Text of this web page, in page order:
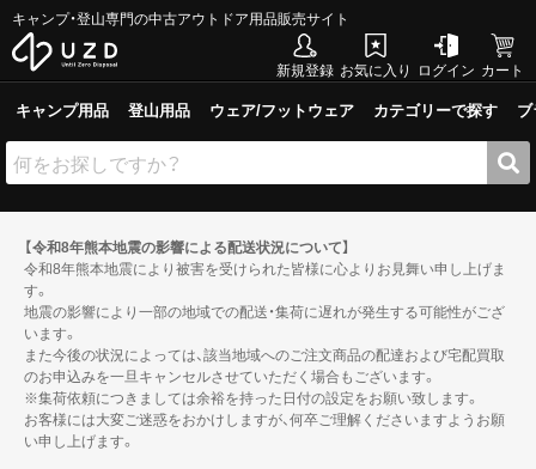
キャンプ・登山専門の中古アウトドア用品販売サイト
新規登録 お気に入り ログイン カート
キャンプ用品 登山用品 ウェア/フットウェア カテゴリーで探す
【令和8年熊本地震の影響による配送状況について】
令和8年熊本地震により被害を受けられた皆様に心よりお見舞い申し上げま
す。
地震の影響により一部の地域での配送・集荷に遅れが発生する可能性がござ
います。
また今後の状況によっては、該当地域へのご注文商品の配達および宅配買取
のお申込みを一旦キャンセルさせていただく場合もございます。
※集荷依頼につきましては余裕を持った日付の設定をお願い致します。
お客様には大変ご迷惑をおかけしますが、何卒ご理解くださいますようお願
い申し上げます。